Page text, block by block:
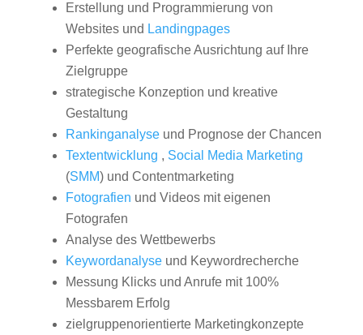
Erstellung und Programmierung von
Websites und Landingpages
Perfekte geografische Ausrichtung auf Ihre
Zielgruppe
strategische Konzeption und kreative
Gestaltung
Rankinganalyseund Prognose der Chancen
Textentwicklung , Social Media Marketing
(SMM) und Contentmarketing
Fotografien und Videos mit eigenen
Fotografen
Analyse des Wettbewerbs
Keywordanalyseund Keywordrecherche
Messung Klicks und Anrufe mit 100%
Messbarem Erfolg
zielgruppenorientierte Marketingkonzepte